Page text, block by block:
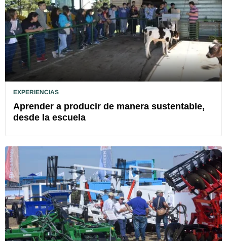
EXPERIENCIAS
Aprender a producir de manera sustentable,
desde la escuela